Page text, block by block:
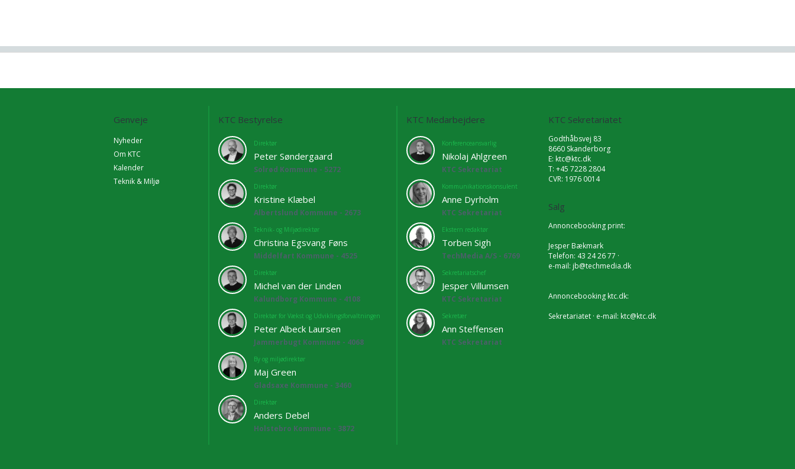
Genveje
Nyheder
Om KTC
Kalender
Teknik & Miljø
KTC Bestyrelse
Direktør
Peter Søndergaard
Solrød Kommune - 5272
Direktør
Kristine Klæbel
Albertslund Kommune - 2673
Teknik- og Miljødirektør
Christina Egsvang Føns
Middelfart Kommune - 4525
Direktør
Michel van der Linden
Kalundborg Kommune - 4108
Direktør for Vækst og Udviklingsforvaltningen
Peter Albeck Laursen
Jammerbugt Kommune - 4068
By og miljødirektør
Maj Green
Gladsaxe Kommune - 3460
Direktør
Anders Debel
Holstebro Kommune - 3872
KTC Medarbejdere
Konferenceansvarlig
Nikolaj Ahlgreen
KTC Sekretariat
Kommunikationskonsulent
Anne Dyrholm
KTC Sekretariat
Ekstern redaktør
Torben Sigh
TechMedia A/S - 6769
Sekretariatschef
Jesper Villumsen
KTC Sekretariat
Sekretær
Ann Steffensen
KTC Sekretariat
KTC Sekretariatet
Godthåbsvej 83
8660 Skanderborg
E: ktc@ktc.dk
T: +45 7228 2804
CVR: 1976 0014
Salg
Annoncebooking print:
Jesper Bækmark
Telefon: 43 24 26 77 ·
e-mail: jb@techmedia.dk
Annoncebooking ktc.dk:
Sekretariatet · e-mail: ktc@ktc.dk